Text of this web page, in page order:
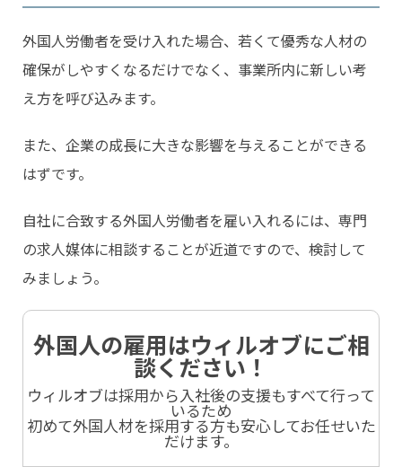
外国人労働者を受け入れた場合、若くて優秀な人材の
確保がしやすくなるだけでなく、事業所内に新しい考
え方を呼び込みます。
また、企業の成長に大きな影響を与えることができる
はずです。
自社に合致する外国人労働者を雇い入れるには、専門
の求人媒体に相談することが近道ですので、検討して
みましょう。
外国人の雇用はウィルオブにご相
談ください！
ウィルオブは採用から入社後の支援もすべて行って
いるため
初めて外国人材を採用する方も安心してお任せいた
だけます。